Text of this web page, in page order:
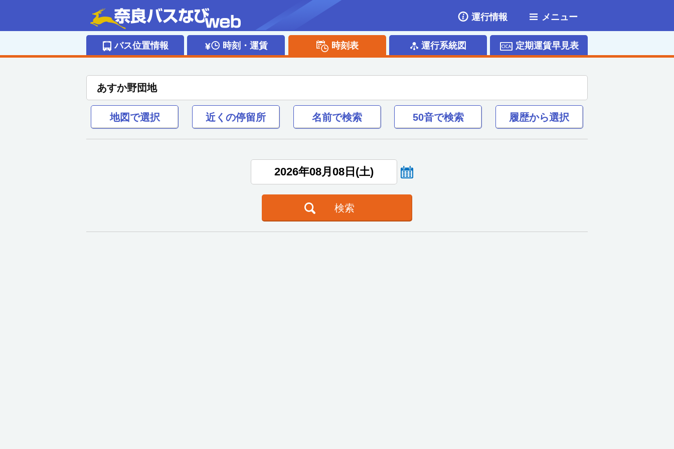
メニュー
運行情報
バス位置情報 時刻・運賃 時刻表 運行系統図 定期運賃早見表
あすか野団地
地図で選択 近くの停留所 名前で検索 50音で検索 履歴から選択